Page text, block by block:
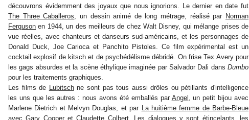
découvrons évidemment des joyaux que nous ignorions. Le dernier en date fut
The Three Caballeros , un dessin animé de long métrage, réalisé par Norman
Ferguson en 1944, un des meilleurs de chez Walt Disney, qui mélange prises de
vue réelles, avec chanteurs et danseurs sud-américains, et les personnages de
Donald Duck, Joe Carioca et Panchito Pistoles. Ce film expérimental est un
cocktail explosif de kitsch et de psychédélisme débridé. On frise Tex Avery pour
les gags absurdes et la scène éthylique imaginée par Salvador Dali dans Dumbo
pour les traitements graphiques.
Les films de
Lubitschne sont pas tous aussi drôles ou pétillants d'intelligence
les uns que les autres : nous avons été emballés par Angel
, un petit bijou avec
Marlene Dietrich et Melvyn Douglas, et par
La huitième femme de Barbe-Bleue
avec Gary Cooper et Claudette Colbert. Les dialogues y sont étincelants, les